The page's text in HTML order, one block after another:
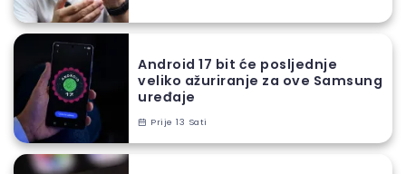
Android 17 bit će posljednje
veliko ažuriranje za ove Samsung
uređaje
Prije 13 Sati